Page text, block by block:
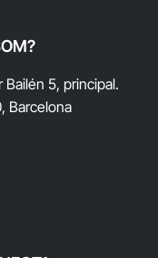
Bailén 5, principal.
Barcelona